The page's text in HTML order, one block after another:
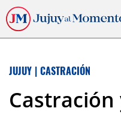
JUJUY | CASTRACIÓN